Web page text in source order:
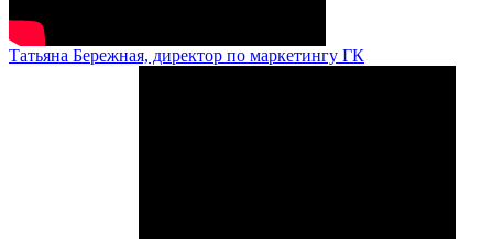
Татьяна Бережная, директор по маркетингу ГК